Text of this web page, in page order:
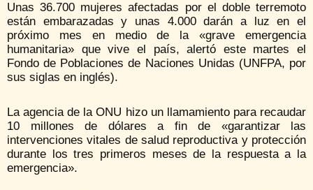
Unas 36.700 mujeres afectadas por el doble terremoto
están embarazadas y unas 4.000 darán a luz en el
próximo mes en medio de la «grave emergencia
humanitaria» que vive el país, alertó este martes el
Fondo de Poblaciones de Naciones Unidas (UNFPA, por
sus siglas en inglés).
La agencia de la ONU hizo un llamamiento para recaudar
10 millones de dólares a fin de «garantizar las
intervenciones vitales de salud reproductiva y protección
durante los tres primeros meses de la respuesta a la
emergencia».